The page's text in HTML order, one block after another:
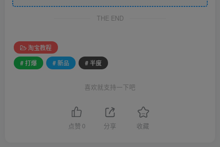
THE END
淘宝教程
# 打爆
# 新品 # 半度
喜欢就支持一下吧
点赞 0 分享 收藏